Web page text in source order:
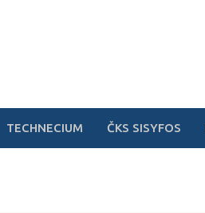
TECHNECIUM ČKS SISYFOS